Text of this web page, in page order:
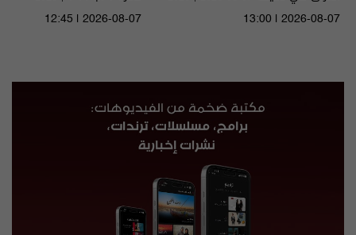
13:00 | 2026-08-07
12:45 | 2026-08-07